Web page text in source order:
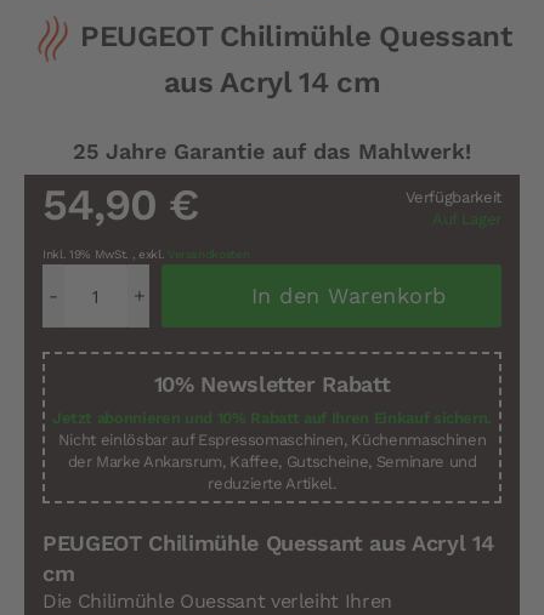
Zum
Anfang
der
PEUGEOT Chilimühle Quessant
aus Acryl 14 cm
25 Jahre Garantie auf das Mahlwerk!
Verfügbarkeit
Auf Lager
54,90 €
Inkl. 19% MwSt. , exkl. Versandkosten
In den Warenkorb
10% Newsletter Rabatt
Jetzt abonnieren und 10% Rabatt auf Ihren Einkauf sichern.
Nicht einlösbar auf Espressomaschinen, Küchenmaschinen
der Marke Ankarsrum, Kaffee, Gutscheine, Seminare und
reduzierte Artikel.
PEUGEOT Chilimühle Quessant aus Acryl 14
cm
Die Chilimühle Ouessant verleiht Ihren